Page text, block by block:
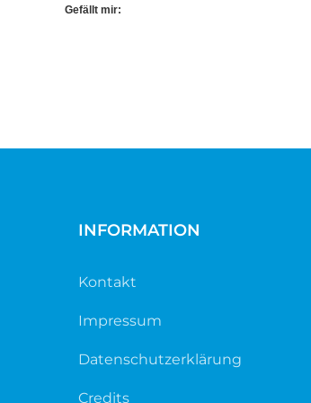
Gefällt mir:
INFORMATION
Kontakt
Impressum
Datenschutzerklärung
Credits